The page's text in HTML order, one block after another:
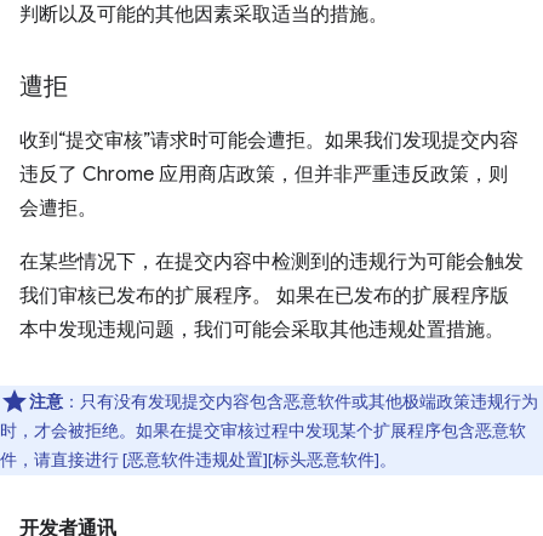
判断以及可能的其他因素采取适当的措施。
遭拒
收到“提交审核”请求时可能会遭拒。如果我们发现提交内容
违反了 Chrome 应用商店政策，但并非严重违反政策，则
会遭拒。
在某些情况下，在提交内容中检测到的违规行为可能会触发
我们审核已发布的扩展程序。 如果在已发布的扩展程序版
本中发现违规问题，我们可能会采取其他违规处置措施。
注意 ：只有没有发现提交内容包含恶意软件或其他极端政策违规行为
时，才会被拒绝。如果在提交审核过程中发现某个扩展程序包含恶意软
件，请直接进行 [恶意软件违规处置][标头恶意软件]。
开发者通讯